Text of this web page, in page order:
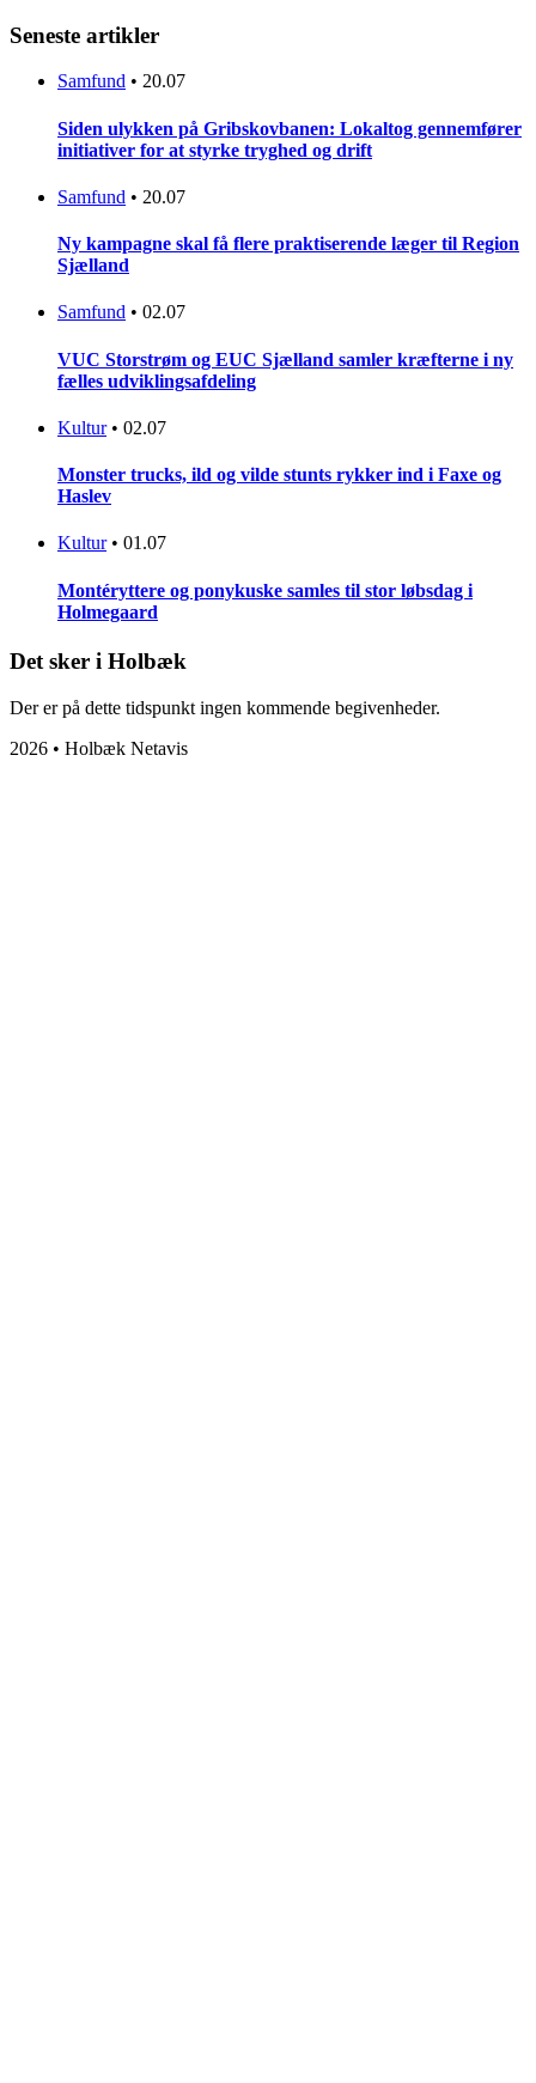
Seneste artikler
Samfund • 20.07
Siden ulykken på Gribskovbanen: Lokaltog gennemfører
initiativer for at styrke tryghed og drift
Samfund • 20.07
Ny kampagne skal få flere praktiserende læger til Region
Sjælland
Samfund • 02.07
VUC Storstrøm og EUC Sjælland samler kræfterne i ny
fælles udviklingsafdeling
Kultur • 02.07
Monster trucks, ild og vilde stunts rykker ind i Faxe og
Haslev
Kultur • 01.07
Montéryttere og ponykuske samles til stor løbsdag i
Holmegaard
Det sker i Holbæk
Der er på dette tidspunkt ingen kommende begivenheder.
2026 • Holbæk Netavis